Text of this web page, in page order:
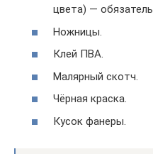
цвета) —
Ножницы.
Клей ПВА.
Малярный скотч.
Чёрная краска.
Кусок фанеры.